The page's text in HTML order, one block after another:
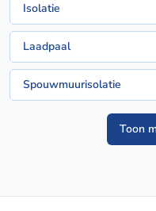
Isolatie
Laadpaal
Spouwmuurisolatie
Toon